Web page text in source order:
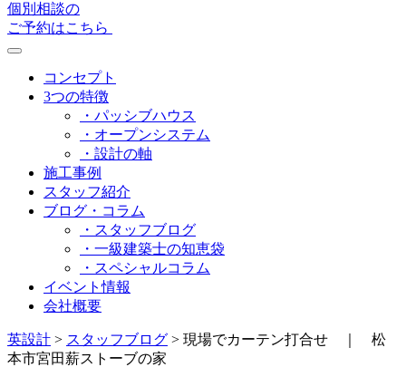
個別相談の
ご予約はこちら
コンセプト
3つの特徴
・パッシブハウス
・オープンシステム
・設計の軸
施工事例
スタッフ紹介
ブログ・コラム
・スタッフブログ
・一級建築士の知恵袋
・スペシャルコラム
イベント情報
会社概要
英設計 > スタッフブログ > 現場でカーテン打合せ ｜ 松
本市宮田薪ストーブの家